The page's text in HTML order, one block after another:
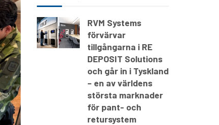
RVM Systems
förvärvar
tillgångarna i RE
DEPOSIT Solutions
och går in i Tyskland
– en av världens
största marknader
för pant- och
retursystem